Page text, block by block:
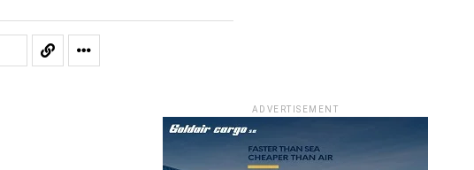
ADVERTISEMENT